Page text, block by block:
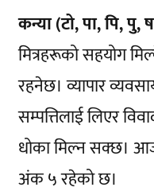
कन्या (टो, पा, पि, पु,
मित्रहरूको सहयोग
रहनेछ। व्यापार
सम्पत्तिलाई लिएर
धोका मिल्न सक्छ।
अंक ५ रहेको छ।